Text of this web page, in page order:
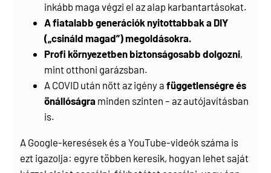
inkább maga végzi el az alap karbantartásokat.
A fiatalabb generációk nyitottabbak a DIY
(„csináld magad”) megoldásokra.
Profi környezetben biztonságosabb dolgozni,
mint otthoni garázsban.
A COVID után nőtt az igény afüggetlenségre és
önállóságra minden szinten – az autójavításban
is.
A Google-keresések és a YouTube-videók száma is
ezt igazolja: egyre többen keresik, hogyan lehet saját